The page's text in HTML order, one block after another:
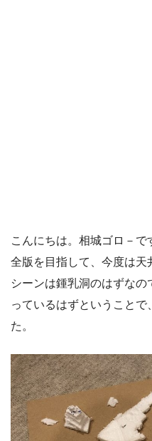
こんにちは。相城ゴロ－
全版を目指して、今度は
シーンは鍾乳洞のはずな
っているはずということ
た。